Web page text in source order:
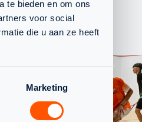
te bieden en om ons
voor social
die u aan ze heeft
Marketing